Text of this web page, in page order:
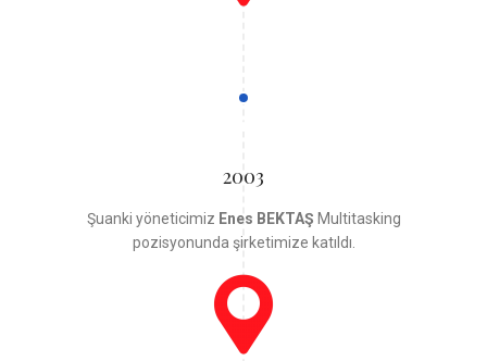
2003
Şuanki yöneticimiz Enes BEKTAŞ Multitasking
pozisyonunda şirketimize katıldı.